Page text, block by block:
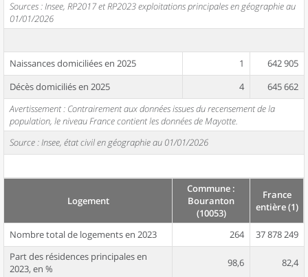
Sources : Insee, RP2017 et RP2023 exploitations principales en géographie au
01/01/2026
Naissances domiciliées en 2025 1
642 905
Décès domiciliés en 2025
4
645 662
Avertissement : Contrairement aux données issues du recensement de la
population, le niveau France contient les données de Mayotte.
Source : Insee, état civil en géographie au 01/01/2026
Logement
Commune :
Bouranton
(10053)
France
entière (1)
Nombre total de logements en 2023 264
37 878 249
Part des résidences principales en
2023, en %
98,6 82,4